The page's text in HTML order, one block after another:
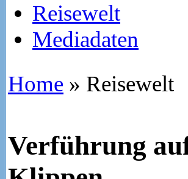
Reisewelt
Mediadaten
Home » Reisewelt
Verführung